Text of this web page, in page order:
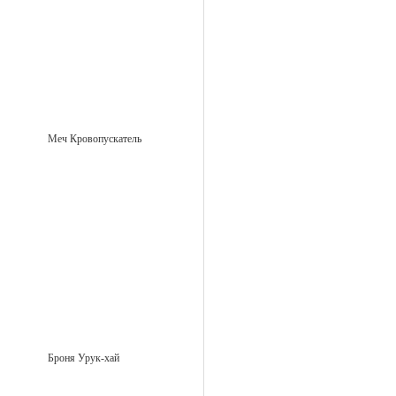
Меч Кровопускатель
Броня Урук-хай